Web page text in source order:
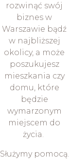
rozwinąć swój
biznes w
Warszawie bądź
w najbliższej
okolicy, a może
poszukujesz
mieszkania czy
domu, które
będzie
wymarzonym
miejscem do
życia.
Służymy pomocą.